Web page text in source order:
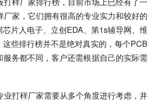
厂家，它们拥有很高的专业实力和较好的
片人电子、立创EDA、第1s辅导网、维
些排行榜并不是绝对真实的，每个PCB
务都不同，客户还需根据自己的实际需
业打样厂家需要从多个角度进行考虑，并